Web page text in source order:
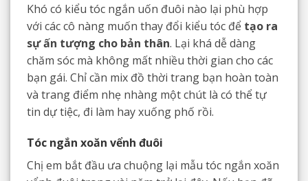
Khó có kiểu tóc ngắn uốn đuôi nào lại phù hợp
với các cô nàng muốn thay đổi kiểu tóc để tạo ra
sự ấn tượng cho bản thân. Lại khá dễ dàng
chăm sóc mà không mất nhiều thời gian cho các
bạn gái. Chỉ cần mix đồ thời trang bạn hoàn toàn
và trang điểm nhẹ nhàng một chút là có thể tự
tin dự tiệc, đi làm hay xuống phố rồi.
Tóc ngắn xoăn vểnh đuôi
Chị em bắt đầu ưa chuộng lại mẫu tóc ngắn xoăn